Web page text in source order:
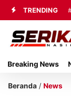
TRENDING
Breaking News
Beranda / News